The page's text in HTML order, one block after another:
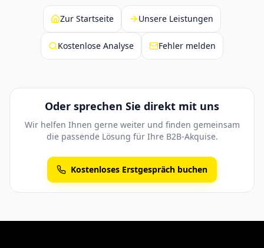
Zur Startseite Unsere Leistungen
Kostenlose Analyse Fehler melden
Oder sprechen Sie direkt mit uns
Wir helfen Ihnen gerne weiter und finden gemeinsam
die passende Lösung für Ihre B2B-Akquise.
Kostenloses Erstgespräch buchen